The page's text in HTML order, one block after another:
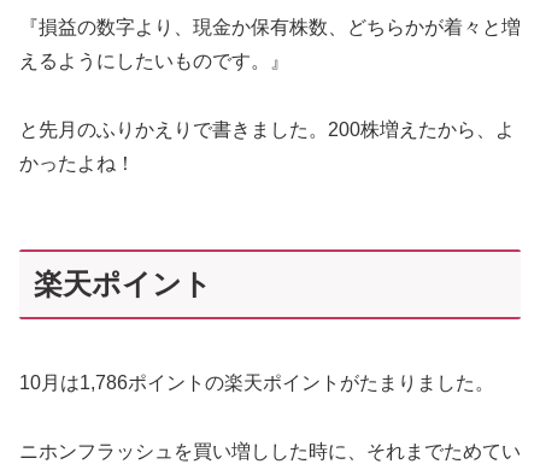
『損益の数字より、現金か保有株数、どちらかが着々と増
えるようにしたいものです。』
と先月のふりかえりで書きました。200株増えたから、よ
かったよね！
楽天ポイント
10月は1,786ポイントの楽天ポイントがたまりました。
ニホンフラッシュを買い増しした時に、それまでためてい